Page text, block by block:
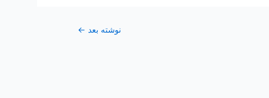
نوشته بعد ←